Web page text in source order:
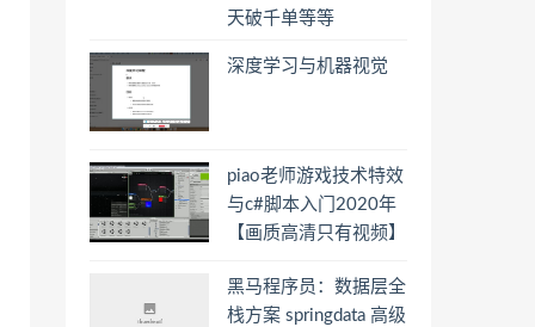
天破千单等等
深度学习与机器视觉
piao老师游戏技术特效
与c#脚本入门2020年
【画质高清只有视频】
黑马程序员：数据层全
栈方案 springdata 高级